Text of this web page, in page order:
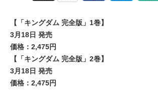
【「キングダム 完全版」1巻】
3月18日 発売
価格：2,475円
【「キングダム 完全版」2巻】
3月18日 発売
価格：2,475円